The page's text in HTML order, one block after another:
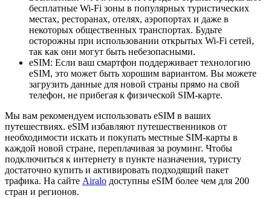
бесплатные Wi-Fi зоны в популярных туристических
местах, ресторанах, отелях, аэропортах и даже в
некоторых общественных транспортах. Будьте
осторожны при использовании открытых Wi-Fi сетей,
так как они могут быть небезопасными.
eSIM: Если ваш смартфон поддерживает технологию
eSIM, это может быть хорошим вариантом. Вы можете
загрузить данные для новой страны прямо на свой
телефон, не прибегая к физической SIM-карте.
Мы вам рекомендуем использовать eSIM в ваших
путешествиях. eSIM избавляют путешественников от
необходимости искать и покупать местные SIM-карты в
каждой новой стране, переплачивая за роуминг. Чтобы
подключиться к интернету в пункте назначения, туристу
достаточно купить и активировать подходящий пакет
трафика. На сайте Airalo доступны eSIM более чем для 200
стран и регионов.